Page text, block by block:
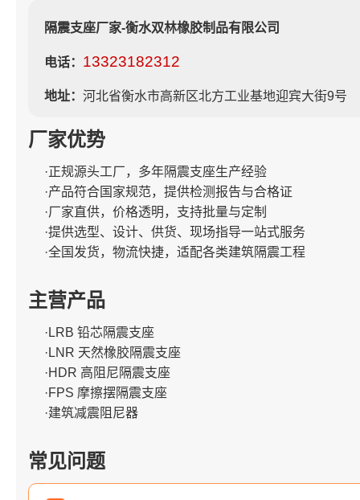
隔震支座厂家-衡水双林橡胶制品有限公司
电话： 13323182312
地址： 河北省衡水市高新区北方工业基地迎宾大街9号
厂家优势
·正规源头工厂，多年隔震支座生产经验
·产品符合国家规范，提供检测报告与合格证
·厂家直供，价格透明，支持批量与定制
·提供选型、设计、供货、现场指导一站式服务
·全国发货，物流快捷，适配各类建筑隔震工程
主营产品
·LRB 铅芯隔震支座
·LNR 天然橡胶隔震支座
·HDR 高阻尼隔震支座
·FPS 摩擦摆隔震支座
·建筑减震阻尼器
常见问题